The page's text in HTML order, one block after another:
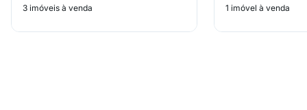
3 imóveis à venda
1 imóvel à venda